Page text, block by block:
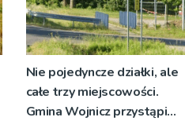
Nie pojedyncze działki, ale
całe trzy miejscowości.
Gmina Wojnicz przystąpi